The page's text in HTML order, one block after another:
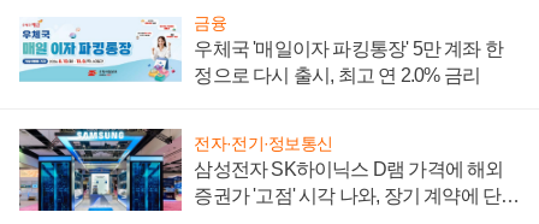
금융
우체국 '매일이자 파킹통장' 5만 계좌 한
정으로 다시 출시, 최고 연 2.0% 금리
전자·전기·정보통신
삼성전자 SK하이닉스 D램 가격에 해외
증권가 '고점' 시각 나와, 장기 계약에 단점